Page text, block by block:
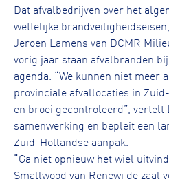
Dat afvalbedrijven over het
wettelijke
Jeroen Lamens van DCMR
vorig jaar staan afvalbranden
agenda. “We kunnen niet meer
provinciale afvallocaties in
en broei gecontroleerd”, vertelt
samenwerking en bepleit een
Zuid-Hollandse aanpak.
“Ga niet opnieuw het wiel
Smallwood van Renewi de zaal